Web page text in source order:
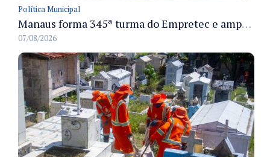
Política Municipal
Manaus forma 345ª turma do Empretec e amplia qualificação de empreendedores na cidade
07/08/2026